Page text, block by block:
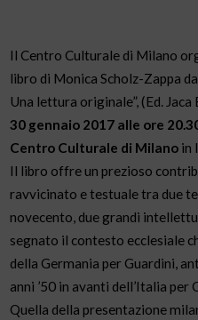
Il Centro Culturale di Milano
libro di Monica Scholz-Zappa
Una lettura originale”, (Ed.
30 gennaio 2017 alle ore
Centro Culturale di Milano in
Il libro offre un prezioso
ravvicinato e testuale tra due
novecento, due grandi
segnato il contesto ecclesiale
della Germania per Guardini,
anni ’50 in avanti dell’Italia per
Quella della presentazione